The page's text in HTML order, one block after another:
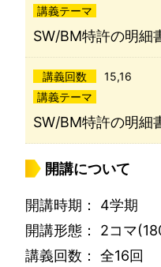
講義テーマ
SW/BM特許の明細
講義回数
15,16
講義テーマ
SW/BM特許の明細
開講について
開講時期： 4学期
開講形態： 2コマ
講義回数： 全16回